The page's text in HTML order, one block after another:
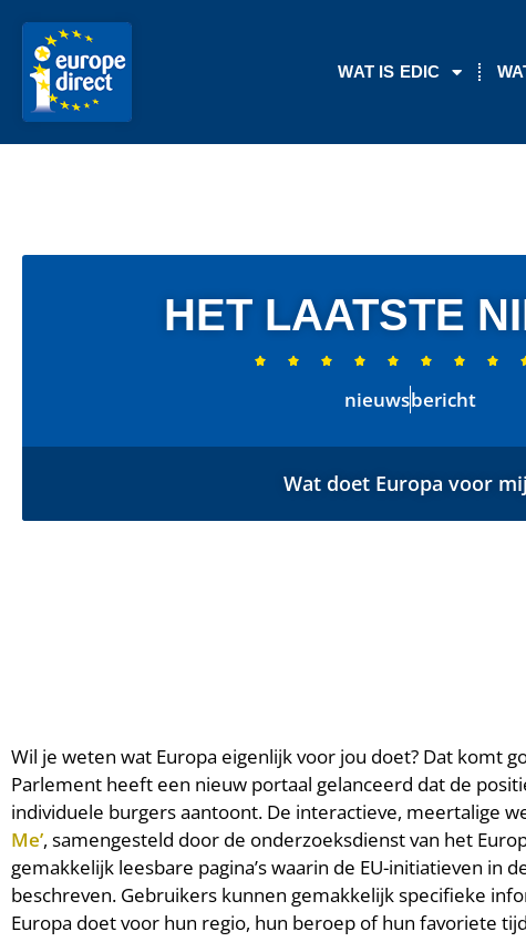
WAT IS EDIC
HET LAATSTE
       
nieuwsbericht
Wat doet Europa voor
Wil je weten wat Europa eigenlijk voor jou doet? Dat komt
Parlement heeft een nieuw portaal gelanceerd dat de
individuele burgers aantoont. De interactieve, meertalige
Me’, samengesteld door de onderzoeksdienst van het
gemakkelijk leesbare pagina’s waarin de EU-initiatieven in
beschreven. Gebruikers kunnen gemakkelijk specifieke
Europa doet voor hun regio, hun beroep of hun favoriete